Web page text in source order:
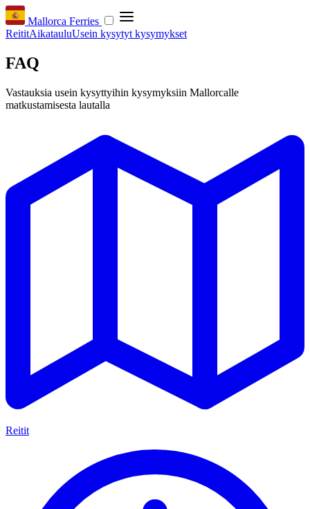
Mallorca Ferries
ReititAikatauluUsein kysytyt kysymykset
FAQ
Vastauksia usein kysyttyihin kysymyksiin Mallorcalle
matkustamisesta lautalla
Reitit